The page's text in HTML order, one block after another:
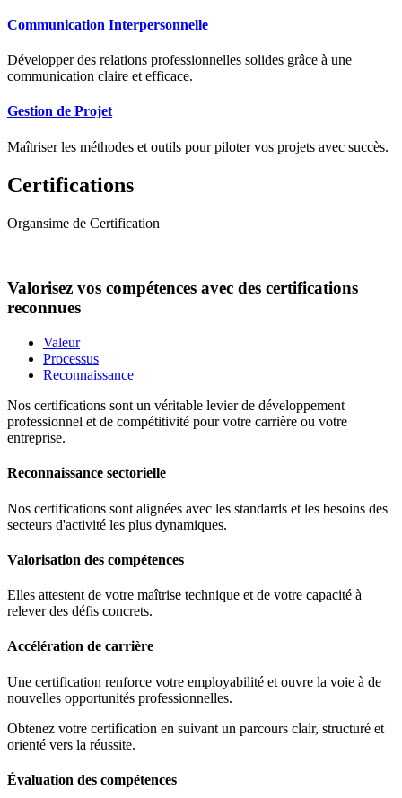
Communication Interpersonnelle
Développer des relations professionnelles solides grâce à une
communication claire et efficace.
Gestion de Projet
Maîtriser les méthodes et outils pour piloter vos projets avec succès.
Certifications
Organsime de Certification
Valorisez vos compétences avec des certifications
reconnues
Valeur
Processus
Reconnaissance
Nos certifications sont un véritable levier de développement
professionnel et de compétitivité pour votre carrière ou votre
entreprise.
Reconnaissance sectorielle
Nos certifications sont alignées avec les standards et les besoins des
secteurs d'activité les plus dynamiques.
Valorisation des compétences
Elles attestent de votre maîtrise technique et de votre capacité à
relever des défis concrets.
Accélération de carrière
Une certification renforce votre employabilité et ouvre la voie à de
nouvelles opportunités professionnelles.
Obtenez votre certification en suivant un parcours clair, structuré et
orienté vers la réussite.
Évaluation des compétences